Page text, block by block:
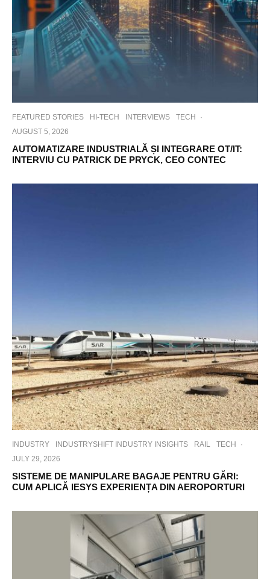
FEATURED STORIES HI-TECH INTERVIEWS TECH
·
AUGUST 5, 2026
AUTOMATIZARE INDUSTRIALĂ ȘI INTEGRARE OT/IT:
INTERVIU CU PATRICK DE PRYCK, CEO CONTEC
INDUSTRY INDUSTRYSHIFT INDUSTRY INSIGHTS RAIL TECH
·
JULY 29, 2026
SISTEME DE MANIPULARE BAGAJE PENTRU GĂRI:
CUM APLICĂ IESYS EXPERIENȚA DIN AEROPORTURI